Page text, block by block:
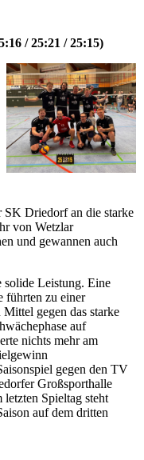
/ 25:21 / 25:15)
Driedorf an die starke
von Wetzlar
und gewannen auch
solide Leistung. Eine
führten zu einer
gegen das starke
auf
nichts mehr am
gegen den TV
Großsporthalle
Spieltag steht
auf dem dritten